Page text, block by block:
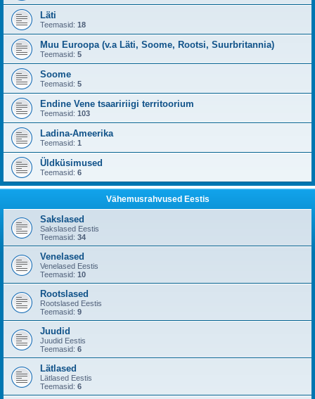
Läti
Teemasid: 18
Muu Euroopa (v.a Läti, Soome, Rootsi, Suurbritannia)
Teemasid: 5
Soome
Teemasid: 5
Endine Vene tsaaririigi territoorium
Teemasid: 103
Ladina-Ameerika
Teemasid: 1
Üldküsimused
Teemasid: 6
Vähemusrahvused Eestis
Sakslased
Sakslased Eestis
Teemasid: 34
Venelased
Venelased Eestis
Teemasid: 10
Rootslased
Rootslased Eestis
Teemasid: 9
Juudid
Juudid Eestis
Teemasid: 6
Lätlased
Lätlased Eestis
Teemasid: 6